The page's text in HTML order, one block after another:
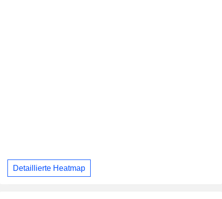
Detaillierte Heatmap